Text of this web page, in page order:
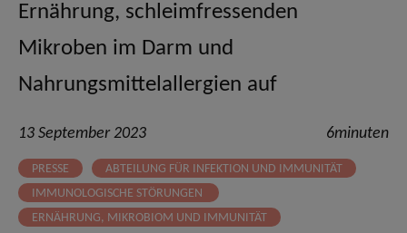
Ernährung, schleimfressenden
Mikroben im Darm und
Nahrungsmittelallergien auf
13 September 2023 6minuten
PRESSE
ABTEILUNG FÜR INFEKTION UND IMMUNITÄT
IMMUNOLOGISCHE STÖRUNGEN
ERNÄHRUNG, MIKROBIOM UND IMMUNITÄT